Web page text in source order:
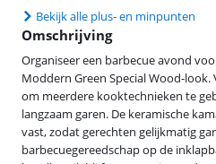
Bekijk alle plus- en minpunten
Omschrijving
Organiseer een barbecue avond
Moddern Green Special Wood-
om meerdere kooktechnieken te
langzaam garen. De keramische
vast, zodat gerechten gelijkmatig
barbecuegereedschap op de